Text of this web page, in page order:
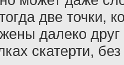
две точки,
далеко друг
скатерти,